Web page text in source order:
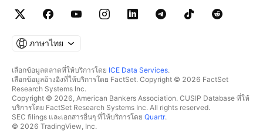
ภาษาไทย
เลือกข้อมูลตลาดที่ให้บริการโดย ICE Data Services.
เลือกข้อมูลอ้างอิงที่ให้บริการโดย FactSet. Copyright © 2026 FactSet
Research Systems Inc.
Copyright © 2026, American Bankers Association. CUSIP Database ที่ให้
บริการโดย FactSet Research Systems Inc. All rights reserved.
SEC filings และเอกสารอื่นๆ ที่ให้บริการโดย Quartr.
© 2026 TradingView, Inc.